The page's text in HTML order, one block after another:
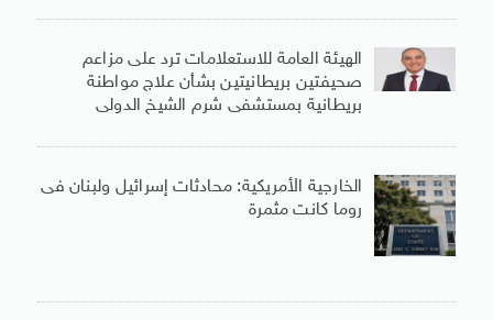
الهيئة العامة للاستعلامات ترد على مزاعم
صحيفتين بريطانيتين بشأن علاج مواطنة
بريطانية بمستشفى شرم الشيخ الدولى
الخارجية الأمريكية: محادثات إسرائيل ولبنان فى
روما كانت مثمرة